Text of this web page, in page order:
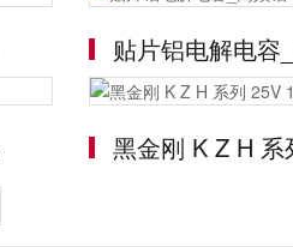
贴片铝电解电容
黑金刚 K Z H